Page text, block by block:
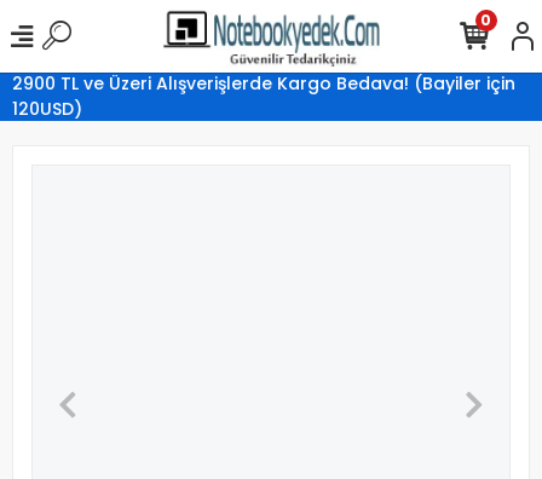
2900 TL ve Üzeri Alışverişlerde Kargo Bedava! (Bayiler için
120USD)
0